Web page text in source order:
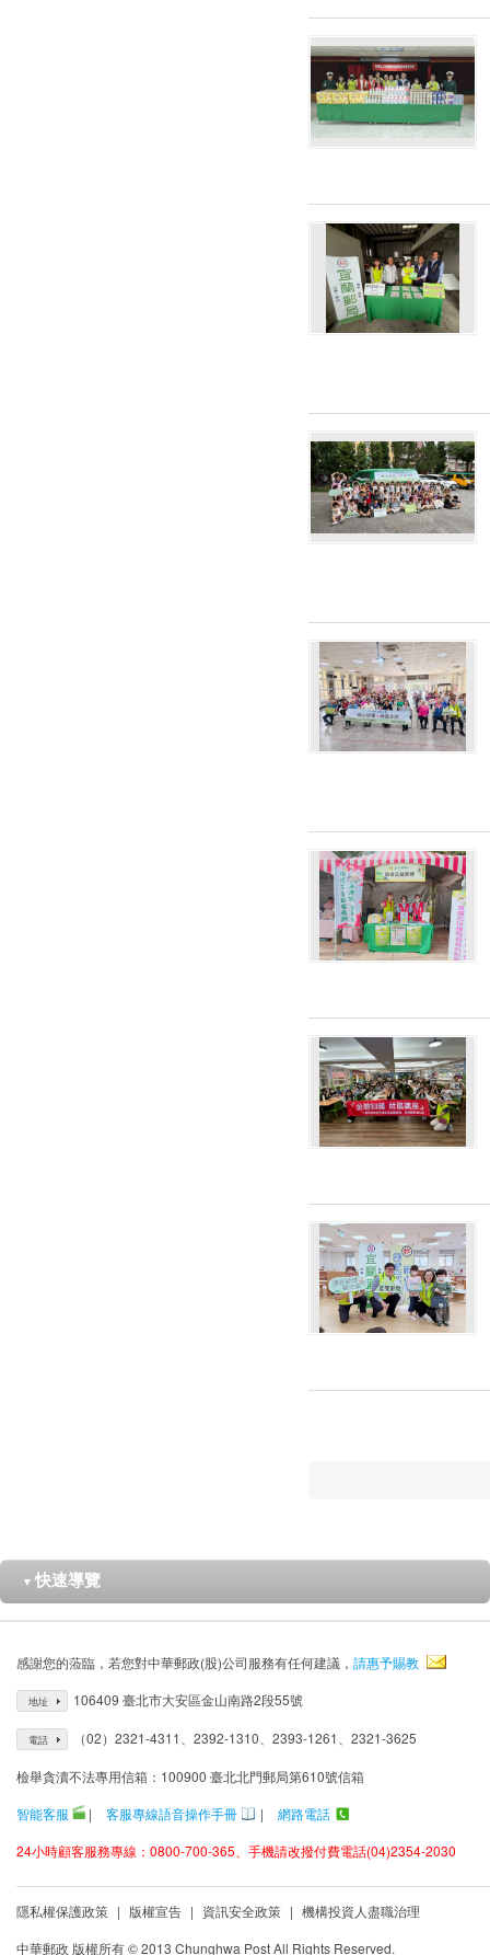
▼ 快速導覽
感謝您的蒞臨，若您對中華郵政(股)公司服務有任何建議， 請惠予賜教
地址 106409 臺北市大安區金山南路2段55號
電話 （02）2321-4311、2392-1310、2393-1261、2321-3625
檢舉貪瀆不法專用信箱：100900 臺北北門郵局第610號信箱
智能客服
| 客服專線語音操作手冊 |
網路電話
24小時顧客服務專線：0800-700-365、手機請改撥付費電話(04)2354-2030
隱私權保護政策 | 版權宣告 | 資訊安全政策 | 機構投資人盡職治理
中華郵政 版權所有 © 2013 Chunghwa Post All Rights Reserved.